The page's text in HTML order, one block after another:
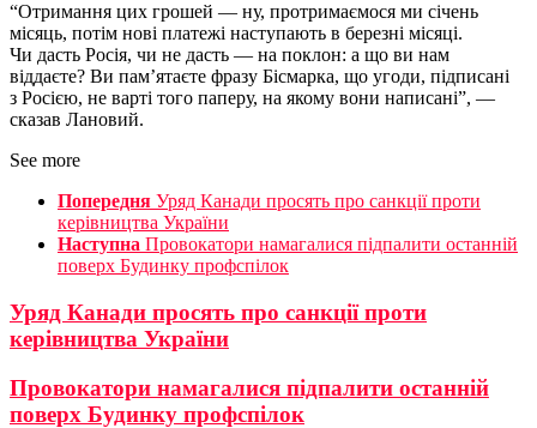
“Отримання цих грошей — ну, протримаємося ми січень
місяць, потім нові платежі наступають в березні місяці.
Чи дасть Росія, чи не дасть — на поклон: а що ви нам
віддаєте? Ви пам’ятаєте фразу Бісмарка, що угоди, підписані
з Росією, не варті того паперу, на якому вони написані”, —
сказав Лановий.
See more
Попередня Уряд Канади просять про санкції проти
керівництва України
Наступна Провокатори намагалися підпалити останній
поверх Будинку профспілок
Уряд Канади просять про санкції проти
керівництва України
Провокатори намагалися підпалити останній
поверх Будинку профспілок